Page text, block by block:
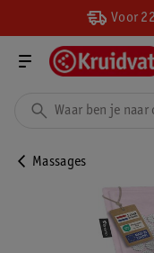
Voor
Massages